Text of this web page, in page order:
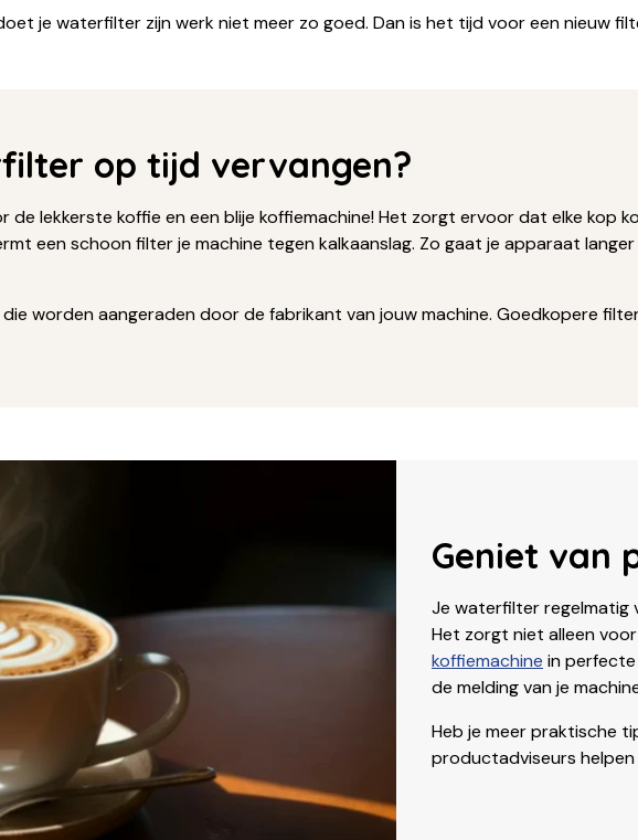
je waterfilter zijn werk niet meer zo goed. Dan is het tijd voor een nieuw
op tijd vervangen?
de lekkerste koffie en een blije koffiemachine! Het zorgt ervoor dat elke kop
een schoon filter je machine tegen kalkaanslag. Zo gaat je apparaat
worden aangeraden door de fabrikant van jouw machine. Goedkopere
Geniet van
Je waterfilter regelmatig
Het zorgt niet alleen
koffiemachine in
de melding van je
Heb je meer praktische
productadviseurs helpen